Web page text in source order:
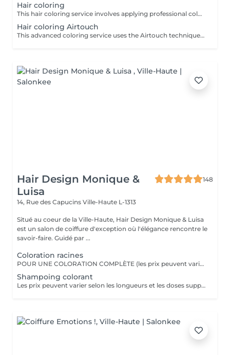
Hair coloring
This hair coloring service involves applying professional color products from the renowned brand Davines to change, enhance, or refresh the hair color, ensuring vibrant and long-lasting results. Davines offers hair coloring products both with and without ammonia. Please choose from the following options. Note: This service includes shampoo and brushing. Should you wish to have a haircut to complete your look, please select a separate service option " Haircut women (additional to hair coloring/highlights)" from our service menu.
Hair coloring Airtouch
This advanced coloring service uses the Airtouch technique, where air from a blow dryer gently separates hair strands to create seamless, natural-looking color transitions. Professional Davines color products are then applied to achieve a soft, dimensional blend that enhances shine and movement. The result is a beautifully diffused effect with vibrant, long-lasting tones. Davines offers formulations both with and without ammonia to suit your preferences and hair needs. This service includes shampoo and brushing. To complete your look, you may select a separate service option “Haircut women (additional to hair coloring/highlights)” from our service menu.
Hair Design Monique &
Luisa
148
14, Rue des Capucins Ville-Haute L-1313
Situé au coeur de la Ville-Haute, Hair Design Monique & Luisa
est un salon de coiffure d'exception où l'élégance rencontre le
savoir-faire. Guidé par ...
Coloration racines
POUR UNE COLORATION COMPLÈTE (les prix peuvent varier selon les longueurs et les doses supplémentaires)
Shampoing colorant
Les prix peuvent varier selon les longueurs et les doses supplémentaires!